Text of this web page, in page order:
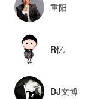
重阳
R忆
DJ文博